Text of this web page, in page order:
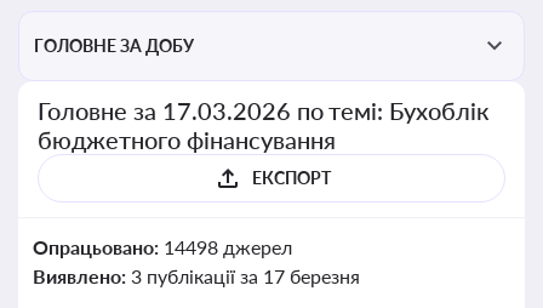
ГОЛОВНЕ ЗА ДОБУ
Головне за 17.03.2026 по темі: Бухоблік
бюджетного фінансування
ЕКСПОРТ
Опрацьовано: 14498 джерел
Виявлено: 3 публікації за 17 березня